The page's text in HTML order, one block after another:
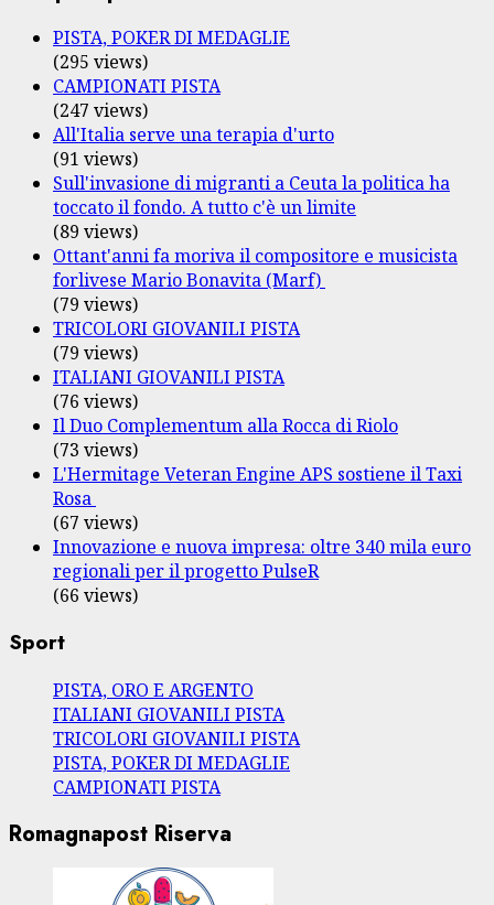
PISTA, POKER DI MEDAGLIE
(295 views)
CAMPIONATI PISTA
(247 views)
All'Italia serve una terapia d'urto
(91 views)
Sull'invasione di migranti a Ceuta la politica ha
toccato il fondo. A tutto c'è un limite
(89 views)
Ottant'anni fa moriva il compositore e musicista
forlivese Mario Bonavita (Marf)
(79 views)
TRICOLORI GIOVANILI PISTA
(79 views)
ITALIANI GIOVANILI PISTA
(76 views)
Il Duo Complementum alla Rocca di Riolo
(73 views)
L'Hermitage Veteran Engine APS sostiene il Taxi
Rosa
(67 views)
Innovazione e nuova impresa: oltre 340 mila euro
regionali per il progetto PulseR
(66 views)
Sport
PISTA, ORO E ARGENTO
ITALIANI GIOVANILI PISTA
TRICOLORI GIOVANILI PISTA
PISTA, POKER DI MEDAGLIE
CAMPIONATI PISTA
Romagnapost Riserva